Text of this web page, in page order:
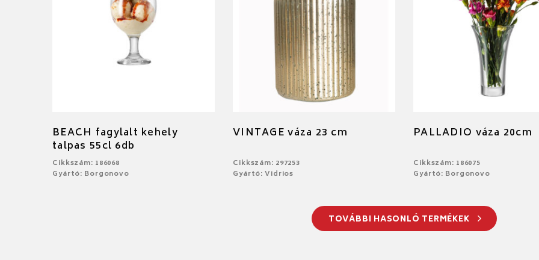
BEACH fagylalt kehely
talpas 55cl 6db
Cikkszám: 186068
Gyártó: Borgonovo
VINTAGE váza 23 cm
Cikkszám: 297253
Gyártó: Vidrios
PALLADIO váza 20cm
Cikkszám: 186075
Gyártó: Borgonovo
TOVÁBBI HASONLÓ TERMÉKEK